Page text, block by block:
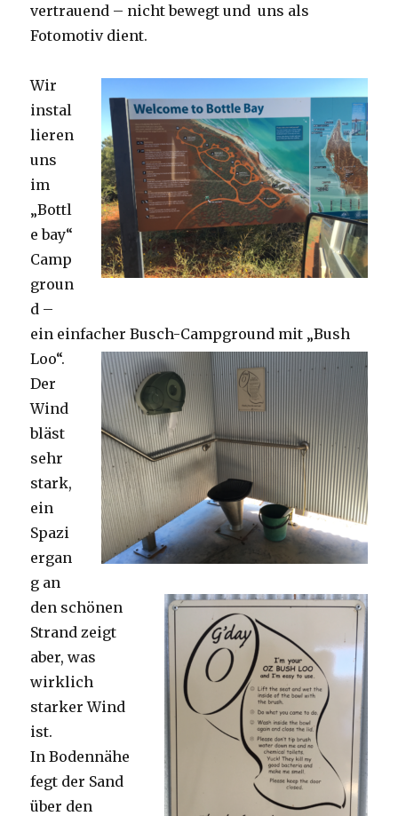
vertrauend – nicht bewegt und uns als
Fotomotiv dient.
Wir
instal
lieren
uns
im
„Bottl
e bay“
Camp
groun
d –
ein einfacher Busch-Campground mit „Bush
Loo“.
Der
Wind
bläst
sehr
stark,
ein
Spazi
ergan
g an
den schönen
Strand zeigt
aber, was
wirklich
starker Wind
ist.
In Bodennähe
fegt der Sand
über den